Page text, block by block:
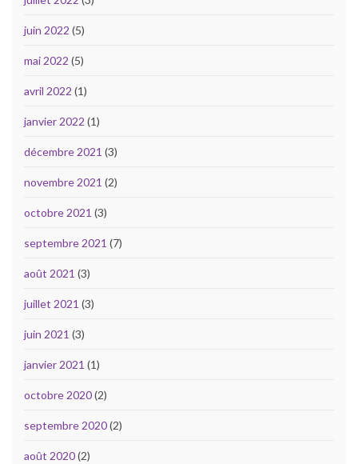
juin 2022 (5)
mai 2022 (5)
avril 2022 (1)
janvier 2022 (1)
décembre 2021 (3)
novembre 2021 (2)
octobre 2021 (3)
septembre 2021 (7)
août 2021 (3)
juillet 2021 (3)
juin 2021 (3)
janvier 2021 (1)
octobre 2020(2)
septembre 2020(2)
août 2020(2)